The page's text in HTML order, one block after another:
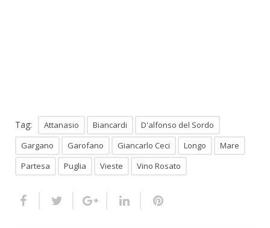
Tag: Attanasio Biancardi
D'alfonso del Sordo
Gargano
Garofano Giancarlo Ceci Longo
Mare
Partesa
Puglia Vieste Vino Rosato